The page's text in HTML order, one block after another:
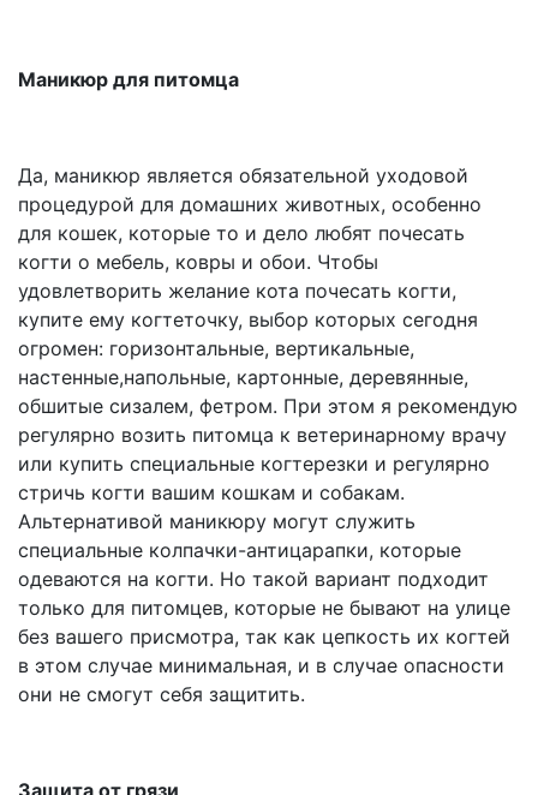
Маникюр для питомца
Да, маникюр является обязательной уходовой
процедурой для домашних животных, особенно
для кошек, которые то и дело любят почесать
когти о мебель, ковры и обои. Чтобы
удовлетворить желание кота почесать когти,
купите ему когтеточку, выбор которых сегодня
огромен: горизонтальные, вертикальные,
настенные,напольные, картонные, деревянные,
обшитые сизалем, фетром. При этом я рекомендую
регулярно возить питомца к ветеринарному врачу
или купить специальные когтерезки и регулярно
стричь когти вашим кошкам и собакам.
Альтернативой маникюру могут служить
специальные колпачки-антицарапки, которые
одеваются на когти. Но такой вариант подходит
только для питомцев, которые не бывают на улице
без вашего присмотра, так как цепкость их когтей
в этом случае минимальная, и в случае опасности
они не смогут себя защитить.
Защита от грязи